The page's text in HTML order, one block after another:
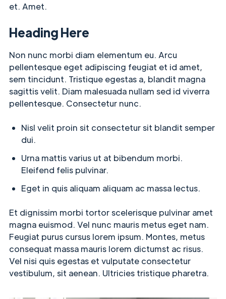
et. Amet.
Heading Here
Non nunc morbi diam elementum eu. Arcu
pellentesque eget adipiscing feugiat et id amet,
sem tincidunt. Tristique egestas a, blandit magna
sagittis velit. Diam malesuada nullam sed id viverra
pellentesque. Consectetur nunc.
Nisl velit proin sit consectetur sit blandit semper
dui.
Urna mattis varius ut at bibendum morbi.
Eleifend felis pulvinar.
Eget in quis aliquam aliquam ac massa lectus.
Et dignissim morbi tortor scelerisque pulvinar amet
magna euismod. Vel nunc mauris metus eget nam.
Feugiat purus cursus lorem ipsum. Montes, metus
consequat massa mauris lorem dictumst ac risus.
Vel nisi quis egestas et vulputate consectetur
vestibulum, sit aenean. Ultricies tristique pharetra.